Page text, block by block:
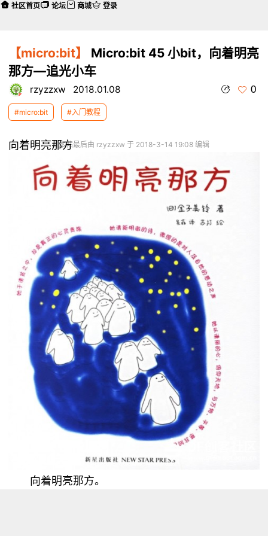
【micro:bit】
Micro:bit 45 小bit，向着明亮
那方—追光小车
rzyzzxw 2018.01.08 0
#micro:bit #入门教程
本帖最后由 rzyzzxw 于 2018-3-14 19:08 编辑
向着明亮那方
向着明亮那方。
社区首页 论坛 商城 登录